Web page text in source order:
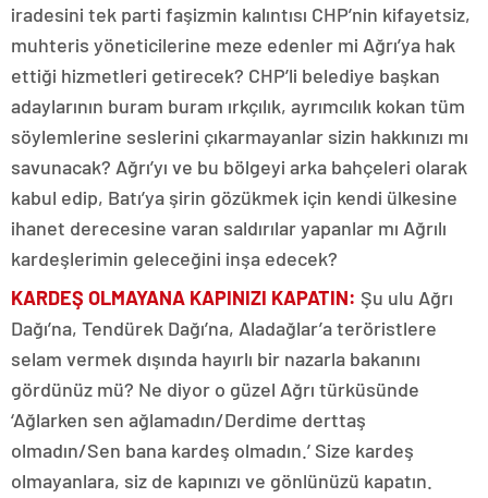
iradesini tek parti faşizmin kalıntısı CHP’nin kifayetsiz,
muhteris yöneticilerine meze edenler mi Ağrı’ya hak
ettiği hizmetleri getirecek? CHP’li belediye başkan
adaylarının buram buram ırkçılık, ayrımcılık kokan tüm
söylemlerine seslerini çıkarmayanlar sizin hakkınızı mı
savunacak? Ağrı’yı ve bu bölgeyi arka bahçeleri olarak
kabul edip, Batı’ya şirin gözükmek için kendi ülkesine
ihanet derecesine varan saldırılar yapanlar mı Ağrılı
kardeşlerimin geleceğini inşa edecek?
KARDEŞ OLMAYANA KAPINIZI KAPATIN: Şu ulu Ağrı
Dağı’na, Tendürek Dağı’na, Aladağlar’a teröristlere
selam vermek dışında hayırlı bir nazarla bakanını
gördünüz mü? Ne diyor o güzel Ağrı türküsünde
‘Ağlarken sen ağlamadın/Derdime derttaş
olmadın/Sen bana kardeş olmadın.’ Size kardeş
olmayanlara, siz de kapınızı ve gönlünüzü kapatın.